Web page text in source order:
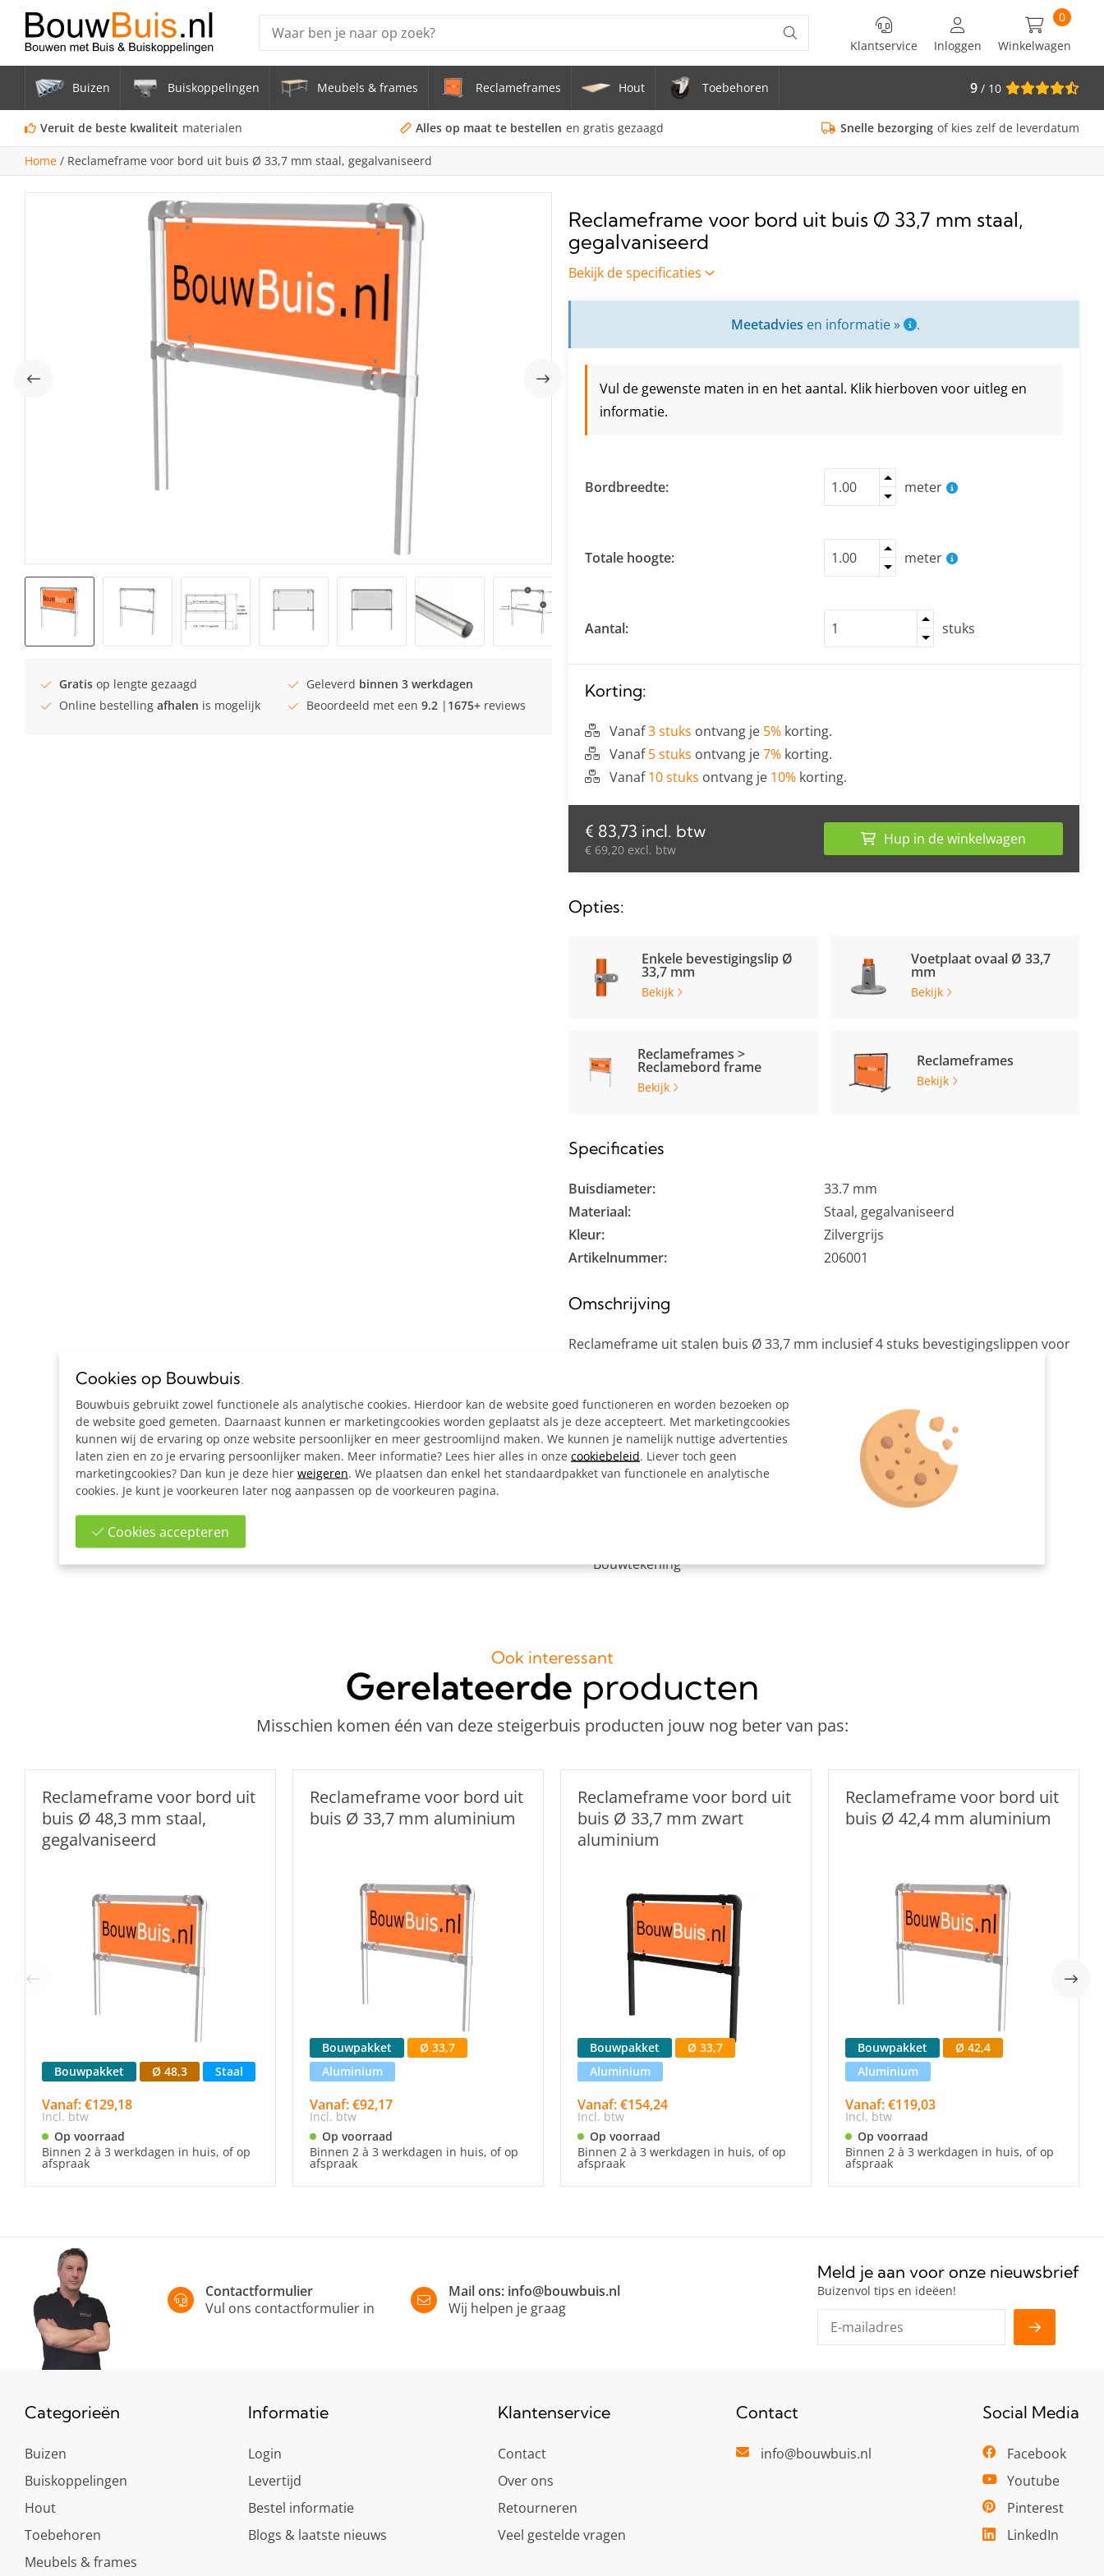
Producten
Steigerbuis onderstel tafel uit buis Ø 33,7 mm zwenkwielen Ø 75 mm
Vrijstaand Spandoekframe (zonder spandoek) uit gegalvaniseerde stalen buis Ø 33.7
mm
Zwarte steigerbuis staal Ø 21,3 mm
Constructiebuis Staal Ø 21,3 mm
Aluminium Buis Ø 21,3 mm
Klantservice Inloggen Winkelwagen
0
Buizen Buiskoppelingen Meubels & frames Reclameframes Hout Toebehoren 9 / 10
Veruit de beste kwaliteit materialen Alles op maat te bestellen en gratis gezaagd Snelle bezorging of kies zelf de leverdatum
Home / Reclameframe voor bord uit buis Ø 33,7 mm staal, gegalvaniseerd
Gratis op lengte gezaagd Geleverd binnen 3 werkdagen
Online bestelling afhalen is mogelijk Beoordeeld met een 9.2 | 1675+ reviews
Reclameframe voor bord uit buis Ø 33,7 mm staal,
gegalvaniseerd
Bekijk de specificaties
Meetadvies en informatie » .
Vul de gewenste maten in en het aantal. Klik hierboven voor uitleg en
informatie.
Bordbreedte: meter
Totale hoogte: meter
Aantal: stuks
Korting:
Vanaf3 stuks ontvang je 5% korting.
Vanaf5 stuks ontvang je7% korting.
Vanaf10 stuks ontvang je 10% korting.
€ 83,73 incl. btw
€ 69,20 excl. btw
Hup in de winkelwagen
Opties:
Enkele bevestigingslip Ø
33,7 mm
Bekijk
Voetplaat ovaal Ø 33,7
mm
Bekijk
Reclameframes >
Reclamebord frame
Bekijk
Reclameframes
Bekijk
Specificaties
Buisdiameter:
33.7 mm
Materiaal:
Staal, gegalvaniseerd
Kleur:
Zilvergrijs
Artikelnummer:
206001
Omschrijving
Reclameframe uit stalen buis Ø 33,7 mm inclusief 4 stuks bevestigingslippen voor
Inclusief:
Alle materialen op maat gezaagd
2x Kniestuk Ø 33,7 mm
Bouwtekening
Ook interessant
Gerelateerde producten
Misschien komen één van deze steigerbuis producten jouw nog beter van pas:
Reclameframe voor bord uit
buis Ø 48,3 mm staal,
gegalvaniseerd
Bouwpakket Ø 48,3 Staal
Vanaf: €129,18
Incl. btw
Op voorraad
Binnen 2 à 3 werkdagen in huis, of op
afspraak
Reclameframe voor bord uit
buis Ø 33,7 mm aluminium
Bouwpakket
Ø 33,7
Aluminium
Vanaf: €92,17
Incl. btw
Op voorraad
Binnen 2 à 3 werkdagen in huis, of op
afspraak
Reclameframe voor bord uit
buis Ø 33,7 mm zwart
aluminium
Bouwpakket
Ø 33,7
Aluminium
Vanaf: €154,24
Incl. btw
Op voorraad
Binnen 2 à 3 werkdagen in huis, of op
afspraak
Reclameframe voor bord uit
buis Ø 42,4 mm aluminium
Bouwpakket
Ø 42,4
Aluminium
Vanaf: €119,03
Incl. btw
Op voorraad
Binnen 2 à 3 werkdagen in huis, of op
afspraak
Contactformulier
Vul ons contactformulier in
Mail ons: info@bouwbuis.nl
Wij helpen je graag
Meld je aan voor onze nieuwsbrief
Buizenvol tips en ideëen!
Categorieën
Buizen
Buiskoppelingen
Hout
Toebehoren
Meubels & frames
Informatie
Login
Levertijd
Bestel informatie
Blogs & laatste nieuws
Klantenservice
Contact
Over ons
Retourneren
Veel gestelde vragen
Contact
info@bouwbuis.nl
Social Media
Facebook
Youtube
Pinterest
LinkedIn
Cookies op Bouwbuis.
Bouwbuis gebruikt zowel functionele als analytische cookies. Hierdoor kan de website goed functioneren en worden bezoeken op
de website goed gemeten. Daarnaast kunnen er marketingcookies worden geplaatst als je deze accepteert. Met marketingcookies
kunnen wij de ervaring op onze website persoonlijker en meer gestroomlijnd maken. We kunnen je namelijk nuttige advertenties
laten zien en zo je ervaring persoonlijker maken. Meer informatie? Lees hier alles in onze cookiebeleid. Liever toch geen
marketingcookies? Dan kun je deze hier weigeren. We plaatsen dan enkel het standaardpakket van functionele en analytische
cookies. Je kunt je voorkeuren later nog aanpassen op de voorkeuren pagina.
Cookies accepteren